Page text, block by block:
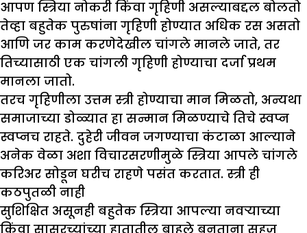
आपण स्त्रिया नोकरी किंवा गृहिणी असल्याबद्दल बोलतो
तेव्हा बहुतेक पुरुषांना गृहिणी होण्यात अधिक रस असतो
आणि जर काम करणेदेखील चांगले मानले जाते, तर
तिच्यासाठी एक चांगली गृहिणी होण्याचा दर्जा प्रथम
मानला जातो.
तरच गृहिणीला उत्तम स्त्री होण्याचा मान मिळतो, अन्यथा
समाजाच्या डोळ्यात हा सन्मान मिळण्याचे तिचे स्वप्न
स्वप्नच राहते. दुहेरी जीवन जगण्याचा कंटाळा आल्याने
अनेक वेळा अशा विचारसरणीमुळे स्त्रिया आपले चांगले
करिअर सोडून घरीच राहणे पसंत करतात. स्त्री ही
कठपुतळी नाही
सुशिक्षित असूनही बहुतेक स्त्रिया आपल्या नवऱ्याच्या
किंवा सासरच्यांच्या हातातील बाहुले बनताना सहज